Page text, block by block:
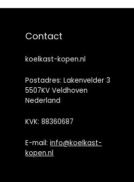
voor alle 12V-
Contact
koelkast-kopen.nl
Postadres: Lakenvelder 3
5507KV Veldhoven
Nederland
KVK: 88360687
E-mail:info@koelkast-
kopen.nl